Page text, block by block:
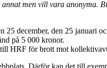
men vill vara anonyma.
25 december, den 25 januari
på 5 000 kronor.
HRF för brott mot
Därför kan det till